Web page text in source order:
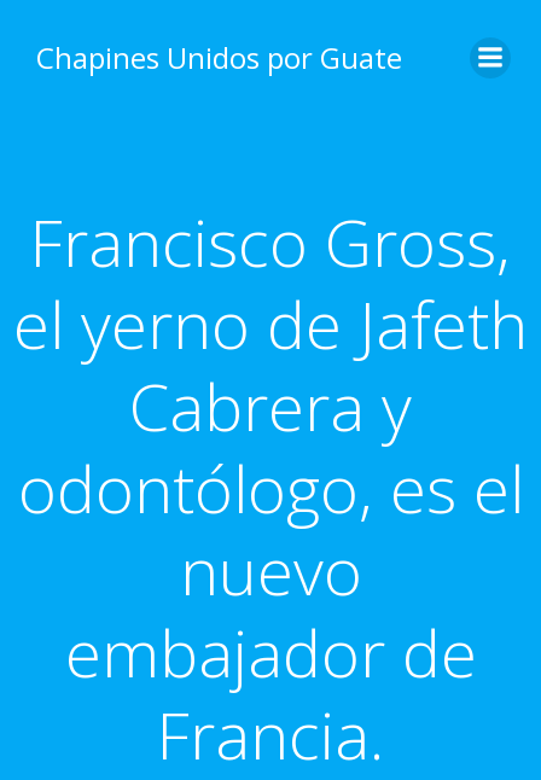
content
Chapines Unidos por Guate
Francisco Gross,
el yerno de Jafeth
Cabrera y
odontólogo, es el
nuevo
embajador de
Francia.